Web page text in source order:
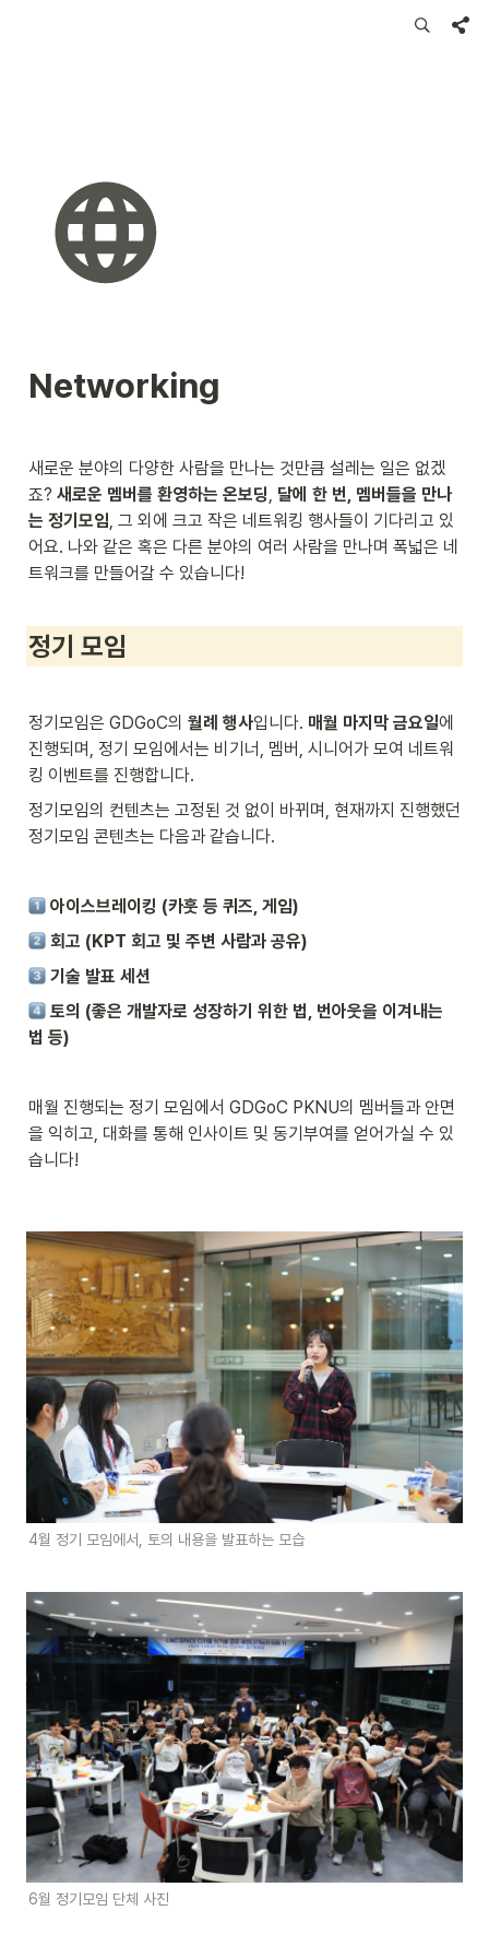
Networking
새로운 분야의 다양한 사람을 만나는 것만큼 설레는 일은 없겠
죠? 새로운 멤버를 환영하는 온보딩, 달에 한 번, 멤버들을 만나
는 정기모임, 그 외에 크고 작은 네트워킹 행사들이 기다리고 있
어요. 나와 같은 혹은 다른 분야의 여러 사람을 만나며 폭넓은 네
트워크를 만들어갈 수 있습니다!
정기 모임
정기모임은 GDGoC의 월례 행사입니다. 매월 마지막 금요일에
진행되며, 정기 모임에서는 비기너, 멤버, 시니어가 모여 네트워
킹 이벤트를 진행합니다.
정기모임의 컨텐츠는 고정된 것 없이 바뀌며, 현재까지 진행했던
정기모임 콘텐츠는 다음과 같습니다.
아이스브레이킹 (카훗 등 퀴즈, 게임)
회고 (KPT 회고 및 주변 사람과 공유)
기술 발표 세션
토의 (좋은 개발자로 성장하기 위한 법, 번아웃을 이겨내는
법 등)
매월 진행되는 정기 모임에서 GDGoC PKNU의 멤버들과 안면
을 익히고, 대화를 통해 인사이트 및 동기부여를 얻어가실 수 있
습니다!
4월 정기 모임에서, 토의 내용을 발표하는 모습
6월 정기모임 단체 사진